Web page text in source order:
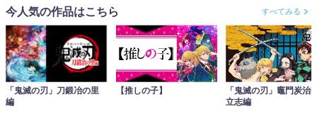
今人気の作品はこちら すべてみる
「鬼滅の刃」刀鍛冶の里
編
【推しの子】
「鬼滅の刃」竈門炭治
立志編